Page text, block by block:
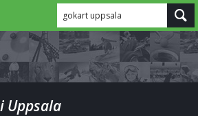
gokart uppsala
Uppsala